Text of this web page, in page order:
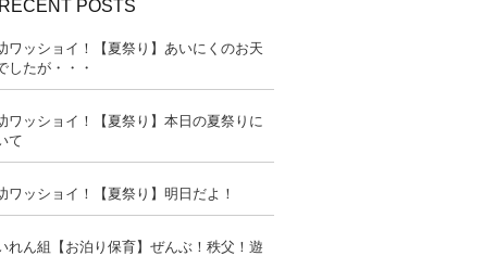
ワッショイ！【夏祭り】あいにくのお天
したが・・・
ワッショイ！【夏祭り】本日の夏祭りに
て
ワッショイ！【夏祭り】明日だよ！
れん組【お泊り保育】ぜんぶ！秩父！遊